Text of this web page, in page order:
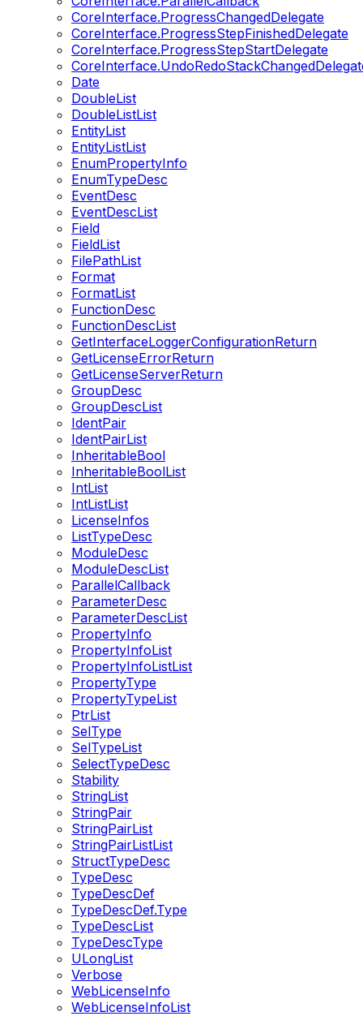
CoreInterface.ProgressChangedDelegate
CoreInterface.ProgressStepFinishedDelegate
CoreInterface.ProgressStepStartDelegate
Date
DoubleList
DoubleListList
EntityList
EntityListList
EnumPropertyInfo
EnumTypeDesc
EventDesc
EventDescList
Field
FieldList
FilePathList
Format
FormatList
FunctionDesc
FunctionDescList
GetInterfaceLoggerConfigurationReturn
GetLicenseErrorReturn
GetLicenseServerReturn
GroupDesc
GroupDescList
IdentPair
IdentPairList
InheritableBool
InheritableBoolList
IntList
IntListList
LicenseInfos
ListTypeDesc
ModuleDesc
ModuleDescList
ParallelCallback
ParameterDesc
ParameterDescList
PropertyInfo
PropertyInfoList
PropertyInfoListList
PropertyType
PropertyTypeList
PtrList
SelType
SelTypeList
SelectTypeDesc
Stability
StringList
StringPair
StringPairList
StringPairListList
StructTypeDesc
TypeDesc
TypeDescDef
TypeDescDef.Type
TypeDescList
TypeDescType
ULongList
Verbose
WebLicenseInfo
WebLicenseInfoList